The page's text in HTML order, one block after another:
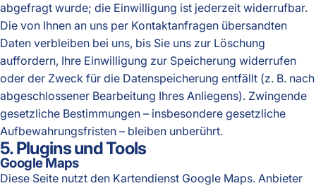
abgefragt wurde; die Einwilligung ist jederzeit widerrufbar.
Die von Ihnen an uns per Kontaktanfragen übersandten
Daten verbleiben bei uns, bis Sie uns zur Löschung
auffordern, Ihre Einwilligung zur Speicherung widerrufen
oder der Zweck für die Datenspeicherung entfällt (z. B. nach
abgeschlossener Bearbeitung Ihres Anliegens). Zwingende
gesetzliche Bestimmungen – insbesondere gesetzliche
Aufbewahrungsfristen – bleiben unberührt.
5. Plugins und Tools
Google Maps
Diese Seite nutzt den Kartendienst Google Maps. Anbieter